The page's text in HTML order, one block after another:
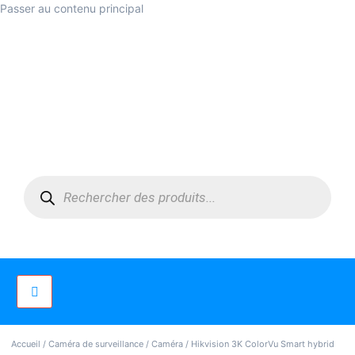
Passer au contenu principal
Accueil / Caméra de surveillance / Caméra / Hikvision 3K ColorVu Smart hybrid